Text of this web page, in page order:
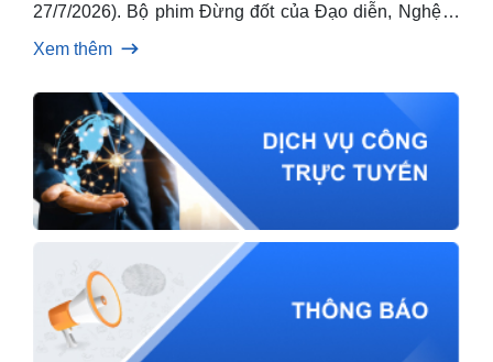
27/7/2026). Bộ phim Đừng đốt của Đạo diễn, Nghệ sĩ
khai mạc.
Xem thêm